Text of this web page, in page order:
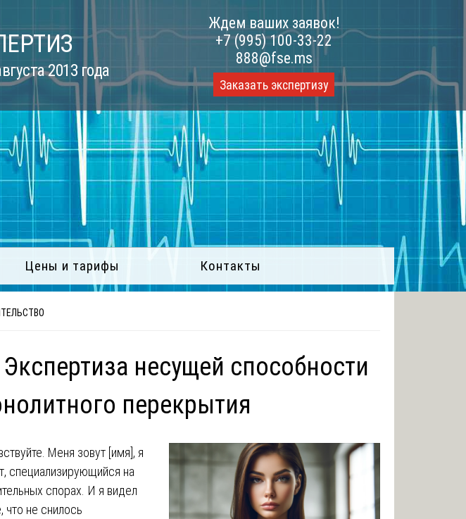
2013 года
Ждем ваших заявок!
+7 (995) 100-33-22
888@fse.ms
Заказать экспертизу
Цены и тарифы Контакты
несущей способности
перекрытия
Меня зовут [имя], я
специализирующийся на
спорах. И я видел
что не снилось